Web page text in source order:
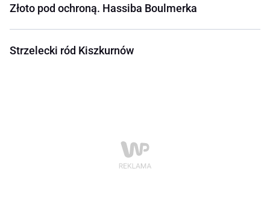
Złoto pod ochroną. Hassiba Boulmerka
Strzelecki ród Kiszkurnów